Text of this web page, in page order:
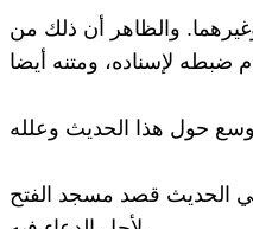
الرحمن بن كعب بن مالك، وليس عن عبد الله، كما هو عند البخاري في الأدب المفرد (704)، وابن سعد في الطبقات الكبرى (1/73) وغيرهما. والظاهر أن ذلك من
الحديث قصد مسجد الفتح